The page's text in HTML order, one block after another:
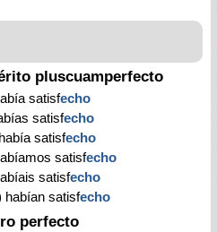
pluscuamperfecto
satisfecho
satisfecho
satisfecho
satisfecho
satisfecho
habían satisfecho
perfecto